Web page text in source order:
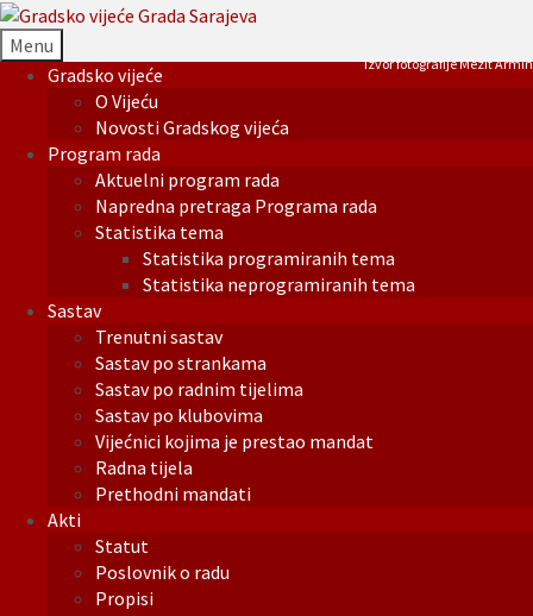
Menu
Gradsko vijeće
O Vijeću
Novosti Gradskog vijeća
Program rada
Aktuelni program rada
Napredna pretraga Programa rada
Statistika tema
Statistika programiranih tema
Statistika neprogramiranih tema
Sastav
Trenutni sastav
Sastav po strankama
Sastav po radnim tijelima
Sastav po klubovima
Vijećnici kojima je prestao mandat
Radna tijela
Prethodni mandati
Akti
Statut
Poslovnik o radu
Propisi
Izvor fotografije Mezit Armin